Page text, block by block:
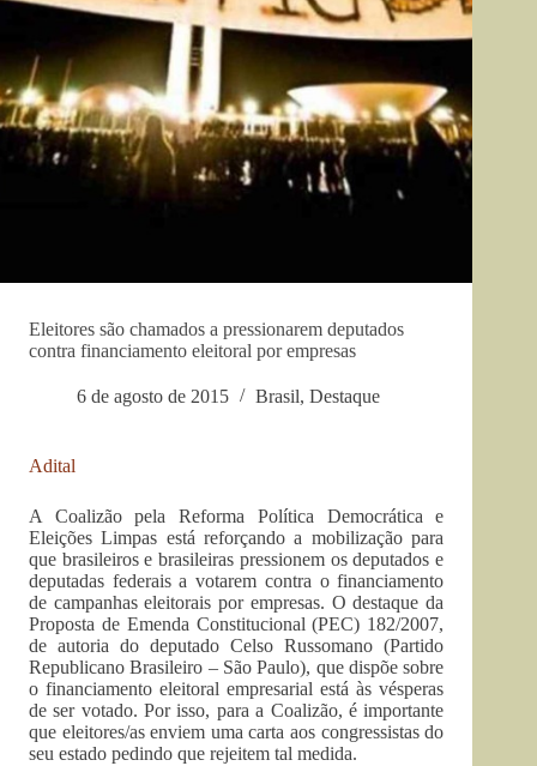
Eleitores são chamados a pressionarem deputados
contra financiamento eleitoral por empresas
6 de agosto de 2015 Brasil, Destaque
Adital
A Coalizão pela Reforma Política Democrática e
Eleições Limpas está reforçando a mobilização para
que brasileiros e brasileiras pressionem os deputados e
deputadas federais a votarem contra o financiamento
de campanhas eleitorais por empresas. O destaque da
Proposta de Emenda Constitucional (PEC) 182/2007,
de autoria do deputado Celso Russomano (Partido
Republicano Brasileiro – São Paulo), que dispõe sobre
o financiamento eleitoral empresarial está às vésperas
de ser votado. Por isso, para a Coalizão, é importante
que eleitores/as enviem uma carta aos congressistas do
seu estado pedindo que rejeitem tal medida.